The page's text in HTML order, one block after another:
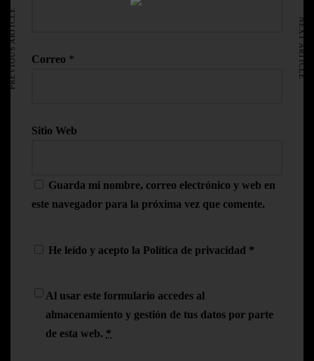
AVISO LEGAL
Correo *
Sitio Web
Guarda mi nombre, correo electrónico y web en
este navegador para la próxima vez que comente.
He leído y acepto la Política de privacidad *
Al usar este formulario accedes al
almacenamiento y gestión de tus datos por parte
de esta web. *
PREVIOUS ARTICLE NEXT ARTICLE